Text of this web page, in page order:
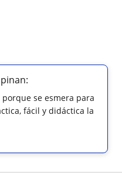
se esmera para
fácil y didáctica la